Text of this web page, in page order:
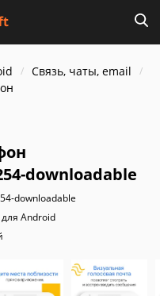
Связь, чаты, email
downloadable
downloadable
Android